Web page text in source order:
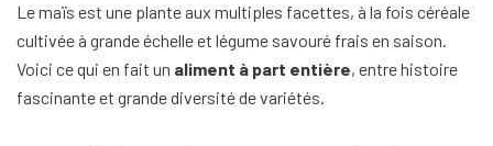
Le maïs est une plante aux multiples facettes, à la fois céréale
cultivée à grande échelle et légume savouré frais en saison.
Voici ce qui en fait un aliment à part entière, entre histoire
fascinante et grande diversité de variétés.